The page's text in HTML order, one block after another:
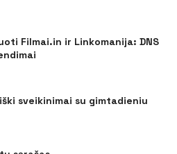
Filmai.in ir Linkomanija: DNS
sveikinimai su gimtadieniu